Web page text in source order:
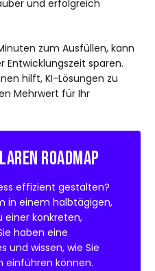
und erfolgreich
zum Ausfüllen, kann
sparen.
hilft, KI-Lösungen zu
Mehrwert für Ihr
Roadmap
effizient gestalten?
in einem halbtägigen,
einer konkreten,
haben eine
und wissen, wie Sie
einführen können.